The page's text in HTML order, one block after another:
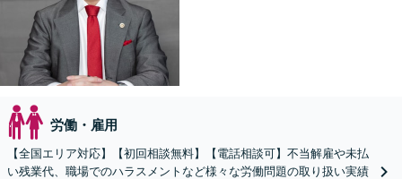
労働・雇用
【全国エリア対応】【初回相談無料】【電話相談可】不当解雇や未払
い残業代、職場でのハラスメントなど様々な労働問題の取り扱い実績